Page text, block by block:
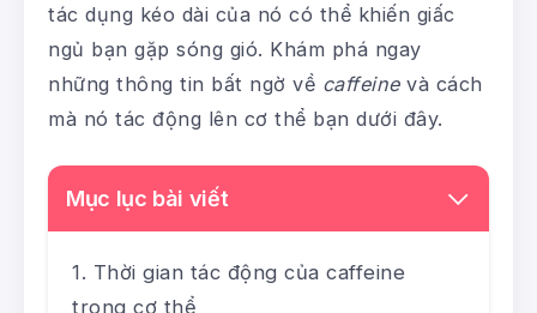
tác dụng kéo dài của nó có thể khiến giấc
ngủ bạn gặp sóng gió. Khám phá ngay
những thông tin bất ngờ về caffeinevà cách
mà nó tác động lên cơ thể bạn dưới đây.
Mục lục bài viết
Thời gian tác động của caffeine
trong cơ thể